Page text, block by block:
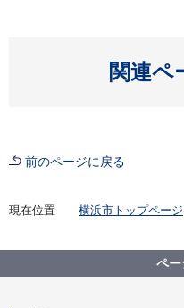
関連ペ
前のページに戻る
現在位置 横浜市トップページ
横浜で農業・農体
収穫体験農園（も
収穫体験農園名一覧
ペー